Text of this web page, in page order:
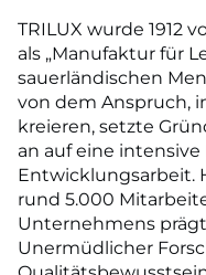
TRILUX wurde 1912
als „Manufaktur für
sauerländischen
von dem Anspruch,
kreieren, setzte
an auf eine
Entwicklungsarbeit.
rund 5.000
Unternehmens
Unermüdlicher